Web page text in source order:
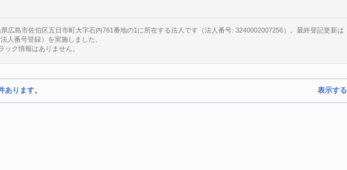
広島市佐伯区五日市町大字石内761番地の1に所在する法人です（法人番号: 3240002007256）。最終登記更新は
人番号登録）を実施しました。
ック情報はありません。
ります。 表示する